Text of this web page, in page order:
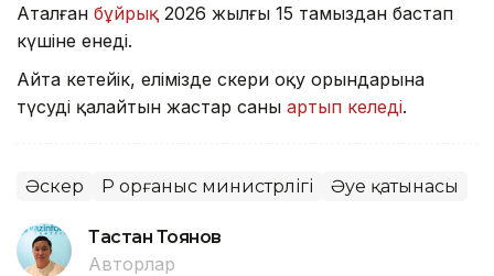
Аталған бұйрық 2026 жылғы 15 тамыздан бастап
күшіне енеді.
Айта кетейік, елімізде әскери оқу орындарына
түсуді қалайтын жастар саны артып келеді.
Әскер ҚР Қорғаныс министрлігі Әуе қатынасы
Тастан Тоянов
Авторлар